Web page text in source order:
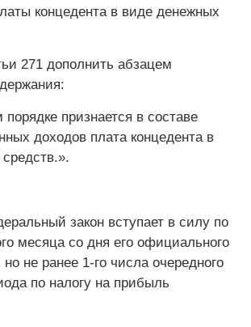
концедента в виде денежных
271 дополнить абзацем
признается в составе
доходов плата концедента в
закон вступает в силу по
месяца со дня его официального
не ранее 1-го числа очередного
по налогу на прибыль